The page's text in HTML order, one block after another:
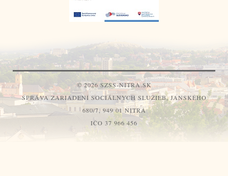
© 2026 SZSS-NITRA.SK
SPRÁVA ZARIADENÍ SOCIÁLNYCH SLUŽIEB, JANSKÉHO
680/7, 949 01 NITRA
IČO 37 966 456